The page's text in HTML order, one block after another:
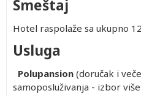
Smeštaj
Hotel raspolaže sa ukupno
Usluga
Polupansion (doručak i
samoposluživanja - izbor